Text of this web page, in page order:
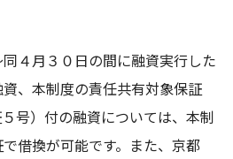
同４月３０日の間に融資実行した
、本制度の責任共有対象保証
号）付の融資については、本制
借換が可能です。また、京都